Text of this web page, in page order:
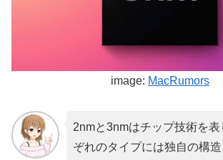
image: MacRumors
2nmと3nmはチップ技術を
ぞれのタイプには独自の構造